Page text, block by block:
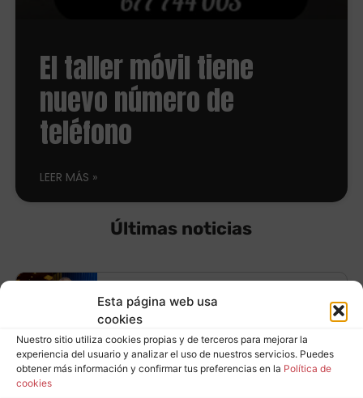
Esta página web usa
cookies
Nuestro sitio utiliza cookies propias y de terceros para mejorar la
experiencia del usuario y analizar el uso de nuestros servicios. Puedes
obtener más información y confirmar tus preferencias en la Política de
cookies
El taller móvil tiene
nuevo número de
teléfono
LEER MÁS
Últimas noticias
Equípate con
neumáticos
Continental y ahorra
Leer más